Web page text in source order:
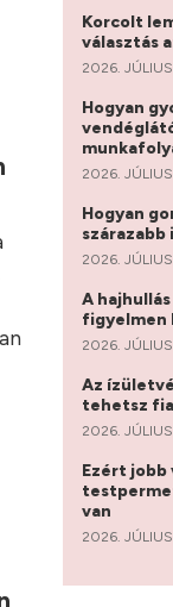
Korcolt
választás
2026. JÚLIUS
Hogyan
2026. JÚLIUS
Hogyan
szárazabb
2026. JÚLIUS
A
figyelmen
2026. JÚLIUS
Az
tehetsz
2026. JÚLIUS
Ezért jobb
van
2026. JÚLIUS